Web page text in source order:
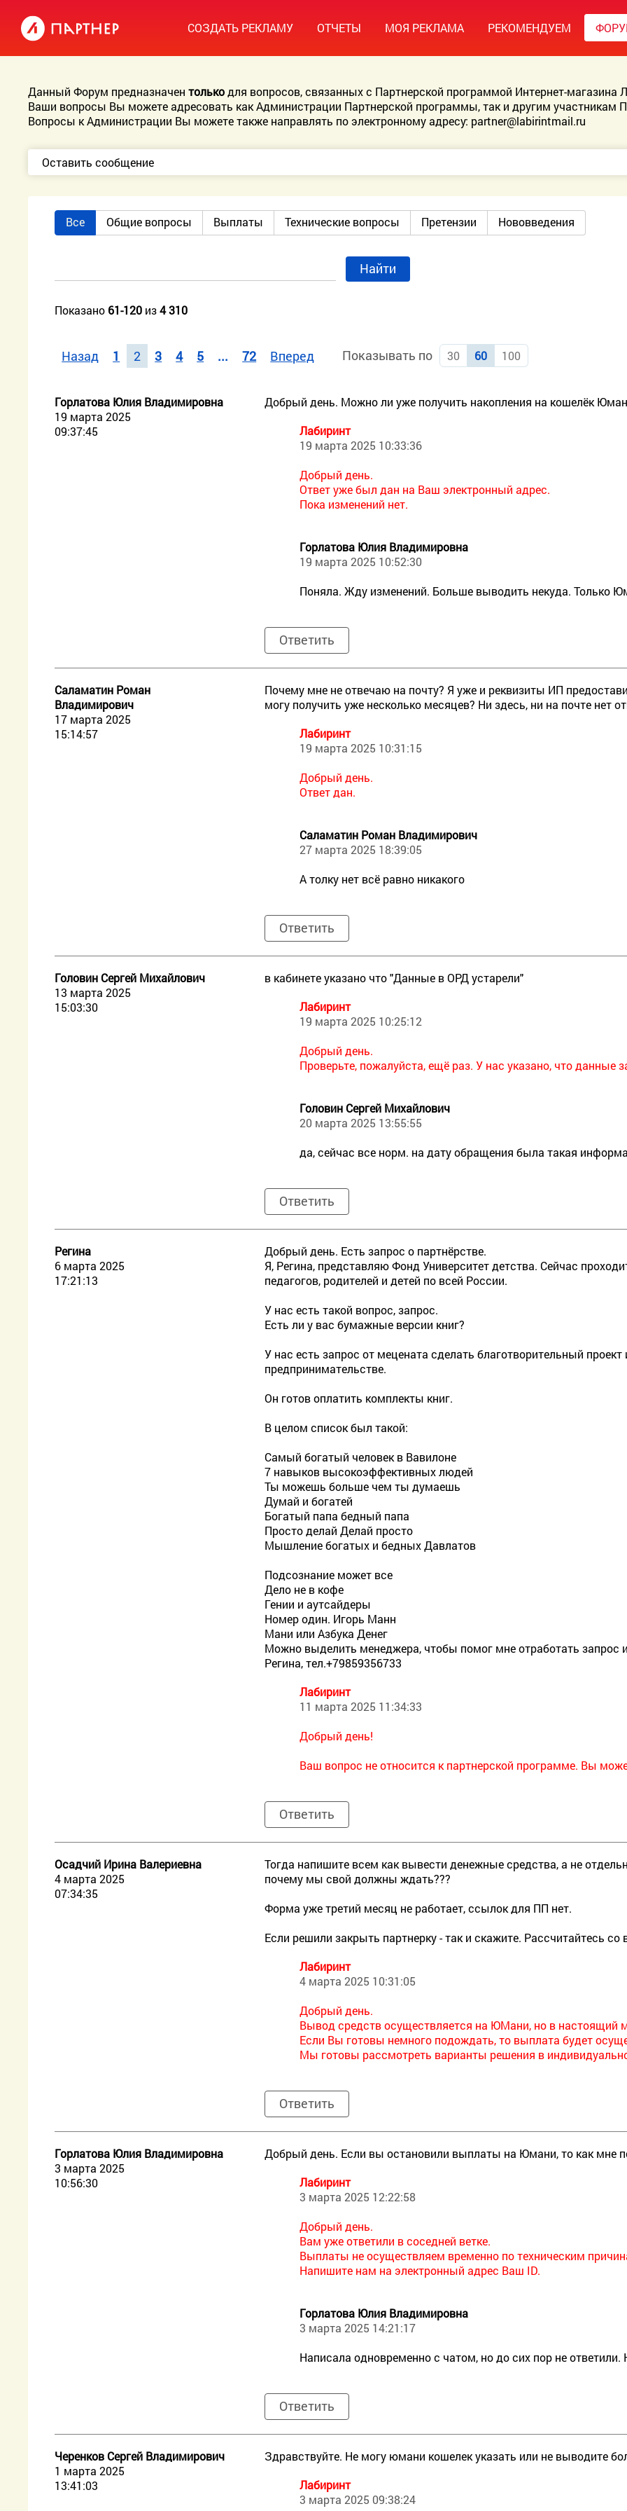
СОЗДАТЬ РЕКЛАМУ ОТЧЕТЫ МОЯ РЕКЛАМА РЕКОМЕНДУЕМ
Данный Форум предназначентолькодля вопросов, связанных с Партнерской программой Интернет-магазина
Ваши вопросы Вы можете адресовать как Администрации Партнерской программы, так и другим участникам
Вопросы к Администрации Вы можете также направлять по электронному адресу: partner@labirintmail.ru
Оставить сообщение
Все Общие вопросы Выплаты Технические вопросы Претензии Нововведения
Найти
Показано 61-120 из4 310
Назад 1 2 3 4 5 ... 72 Вперед Показывать по 30 60 100
Горлатова Юлия Владимировна
19 марта 2025
09:37:45
Добрый день. Можно ли уже получить накопления на кошелёк
Лабиринт
19 марта 2025 10:33:36
Добрый день.
Ответ уже был дан на Ваш электронный адрес.
Пока изменений нет.
Горлатова Юлия Владимировна
19 марта 2025 10:52:30
Поняла. Жду изменений. Больше выводить некуда. Только
Ответить
Саламатин Роман
Владимирович
17 марта 2025
15:14:57
Почему мне не отвечаю на почту? Я уже и реквизиты ИП
могу получить уже несколько месяцев? Ни здесь, ни на почте нет
Лабиринт
19 марта 2025 10:31:15
Добрый день.
Ответ дан.
Саламатин Роман Владимирович
27 марта 2025 18:39:05
А толку нет всё равно никакого
Ответить
Головин Сергей Михайлович
13 марта 2025
15:03:30
в кабинете указано что "Данные в ОРД устарели"
Лабиринт
19 марта 2025 10:25:12
Добрый день.
Проверьте, пожалуйста, ещё раз. У нас указано, что данные
Головин Сергей Михайлович
20 марта 2025 13:55:55
да, сейчас все норм. на дату обращения была такая
Ответить
Регина
6 марта 2025
17:21:13
Добрый день. Есть запрос о партнёрстве.
Я, Регина, представляю Фонд Университет детства. Сейчас
педагогов, родителей и детей по всей России.
У нас есть такой вопрос, запрос.
Есть ли у вас бумажные версии книг?
У нас есть запрос от мецената сделать благотворительный
предпринимательстве.
Он готов оплатить комплекты книг.
В целом список был такой:
Самый богатый человек в Вавилоне
7 навыков высокоэффективных людей
Ты можешь больше чем ты думаешь
Думай и богатей
Богатый папа бедный папа
Просто делай Делай просто
Мышление богатых и бедных Давлатов
Подсознание может все
Дело не в кофе
Гении и аутсайдеры
Номер один. Игорь Манн
Мани или Азбука Денег
Можно выделить менеджера, чтобы помог мне отработать запрос и
Регина, тел.+79859356733
Лабиринт
11 марта 2025 11:34:33
Добрый день!
Ваш вопрос не относится к партнерской программе. Вы
Ответить
Осадчий Ирина Валериевна
4 марта 2025
07:34:35
Тогда напишите всем как вывести денежные средства, а не
почему мы свой должны ждать???
Форма уже третий месяц не работает, ссылок для ПП нет.
Если решили закрыть партнерку - так и скажите. Рассчитайтесь со
Лабиринт
4 марта 2025 10:31:05
Добрый день.
Вывод средств осуществляется на ЮМани, но в настоящий
Если Вы готовы немного подождать, то выплата будет
Мы готовы рассмотреть варианты решения в
Ответить
Горлатова Юлия Владимировна
3 марта 2025
10:56:30
Добрый день. Если вы остановили выплаты на Юмани, то как мне
Лабиринт
3 марта 2025 12:22:58
Добрый день.
Вам уже ответили в соседней ветке.
Выплаты не осуществляем временно по техническим
Напишите нам на электронный адрес Ваш ID.
Горлатова Юлия Владимировна
3 марта 2025 14:21:17
Написала одновременно с чатом, но до сих пор не
Ответить
Черенков Сергей Владимирович
1 марта 2025
13:41:03
Здравствуйте. Не могу юмани кошелек указать или не выводите
Лабиринт
3 марта 2025 09:38:24